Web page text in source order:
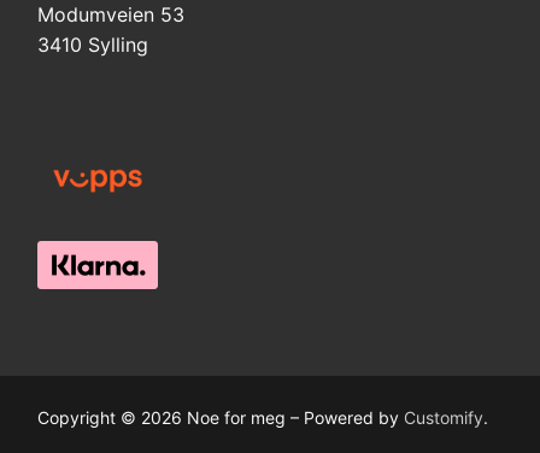
Modumveien 53
3410 Sylling
Copyright © 2026 Noe for meg – Powered by Customify.